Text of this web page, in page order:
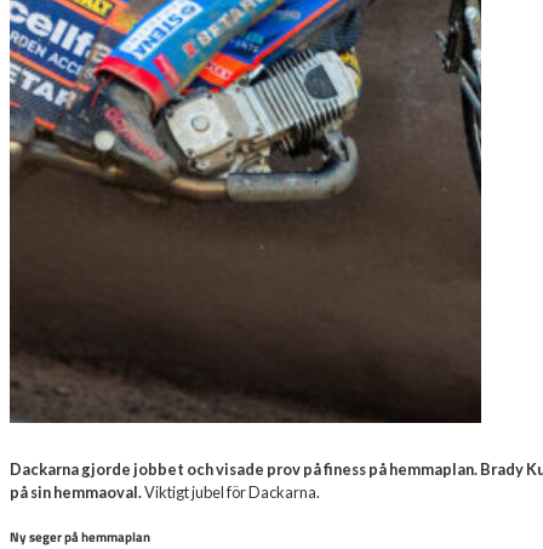
Dackarna gjorde jobbet och visade prov på finess på hemmaplan. Brady
på sin hemmaoval.Viktigt jubel för Dackarna.
Ny seger på hemmaplan